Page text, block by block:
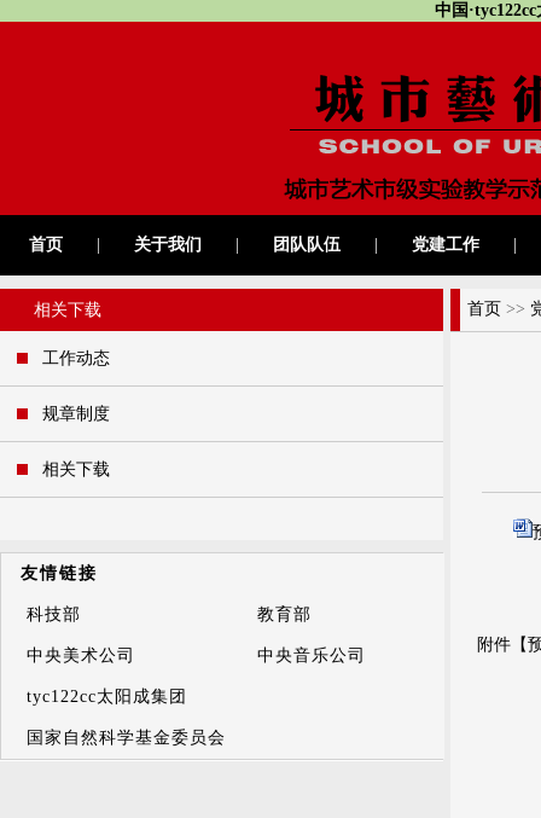
中国
首页 关于我们 团队队伍 党建工作
首页 >>
附件【
相关下载
工作动态
规章制度
相关下载
友情链接
科技部 教育部
中央美术公司 中央音乐公司
tyc122cc太阳成集团
国家自然科学基金委员会